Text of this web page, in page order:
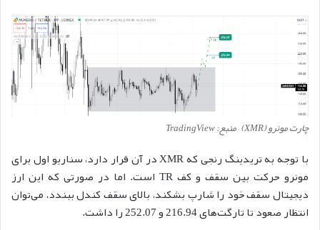
چارت مونرو (XMR) – منبع: TradingView
با توجه به تریدینگ رنجی که XMR در آن قرار دارد، سناریو اول برای
مونرو حرکت بین سقف و کف TR است. اما در صورتی که این ارز
دیجیتال سقف خود را شارپ بشکند، بالای سقف کندل ببندد، می‌توان
انتظار صعود تا تارگت‌های 216.94 و 252.07 را داشت.